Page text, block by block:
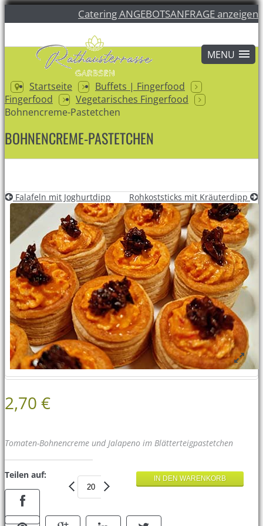
Catering ANGEBOTSANFRAGE anzeigen
Startseite
Buffets | Fingerfood
Fingerfood
Vegetarisches Fingerfood
Bohnencreme-Pastetchen
BOHNENCREME-PASTETCHEN
Falafeln mit Joghurtdipp Rohkoststicks mit Kräuterdipp
2,70 €
Tomaten-Bohnencreme und Jalapeno im Blätterteigpastetchen
Teilen auf: